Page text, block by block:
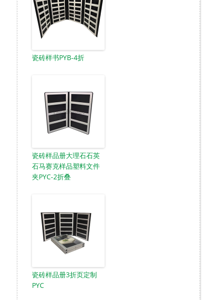
瓷砖样书PYB-4折
瓷砖样品册大理石石英
石马赛克样品塑料文件
夹PYC-2折叠
瓷砖样品册3折页定制
PYC